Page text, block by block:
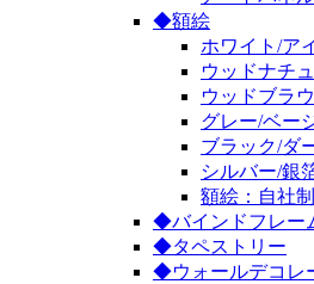
◆額絵
ホワイト/ア
ウッドナチ
ウッドブラ
グレー/ベー
ブラック/ダ
シルバー/銀
額絵：自社
◆バインドフレー
◆タペストリー
◆ウォールデコレ